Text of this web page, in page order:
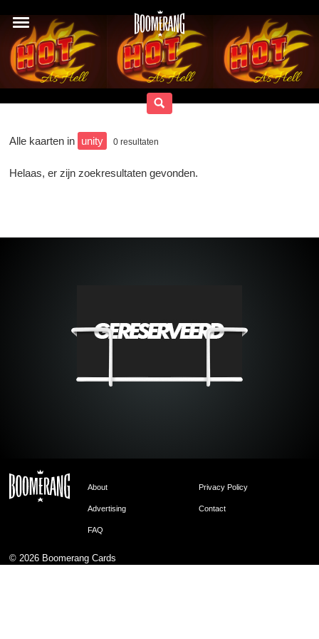
Alle kaarten in unity 0 resultaten
Helaas, er zijn zoekresultaten gevonden.
About Privacy Policy
Advertising Contact
FAQ
© 2026 Boomerang Cards